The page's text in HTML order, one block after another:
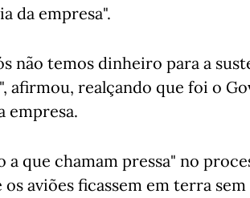
da empresa".
não temos dinheiro para a
afirmou, realçando que foi o
empresa.
a que chamam pressa" no
os aviões ficassem em terra